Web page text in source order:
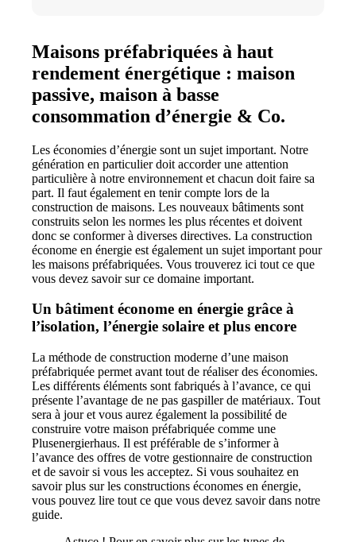
Maisons préfabriquées à haut
rendement énergétique : maison
passive, maison à basse
consommation d’énergie & Co.
Les économies d’énergie sont un sujet important. Notre
génération en particulier doit accorder une attention
particulière à notre environnement et chacun doit faire sa
part. Il faut également en tenir compte lors de la
construction de maisons. Les nouveaux bâtiments sont
construits selon les normes les plus récentes et doivent
donc se conformer à diverses directives. La construction
économe en énergie est également un sujet important pour
les maisons préfabriquées. Vous trouverez ici tout ce que
vous devez savoir sur ce domaine important.
Un bâtiment économe en énergie grâce à
l’isolation, l’énergie solaire et plus encore
La méthode de construction moderne d’une maison
préfabriquée permet avant tout de réaliser des économies.
Les différents éléments sont fabriqués à l’avance, ce qui
présente l’avantage de ne pas gaspiller de matériaux. Tout
sera à jour et vous aurez également la possibilité de
construire votre maison préfabriquée comme une
Plusenergierhaus. Il est préférable de s’informer à
l’avance des offres de votre gestionnaire de construction
et de savoir si vous les acceptez. Si vous souhaitez en
savoir plus sur les constructions économes en énergie,
vous pouvez lire tout ce que vous devez savoir dans notre
guide.